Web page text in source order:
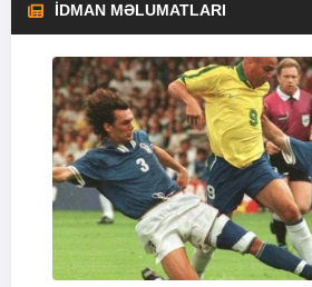
İDMAN MƏLUMATLARI